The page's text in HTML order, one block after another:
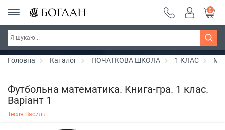
РОЗПРОДАЖ ~ 150 грн ~ 200 грн ~ 250 грн ~
300 грн ~ РОЗПРОДАЖ
Дізнатись більше
0
Головна Каталог ПОЧАТКОВА ШКОЛА 1 КЛАС
Футбольна математика. Книга-гра. 1 клас.
Варіант 1
Тесля Василь